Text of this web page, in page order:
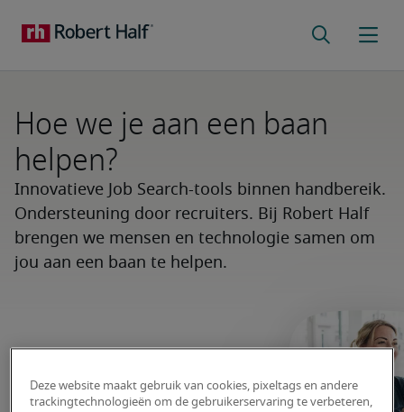
Hoe we je aan een baan
helpen?
Innovatieve Job Search-tools binnen handbereik.
Ondersteuning door recruiters. Bij Robert Half
brengen we mensen en technologie samen om
jou aan een baan te helpen.
Deze website maakt gebruik van cookies, pixeltags en andere
trackingtechnologieën om de gebruikerservaring te verbeteren,